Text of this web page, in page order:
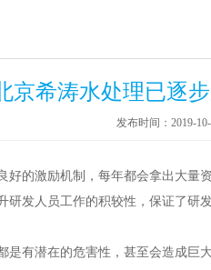
京希涛水处理已逐
发布时间：2019-
好的激励机制，每年都会拿出大
发人员工作的积较性，保证了研
有潜在的危害性，甚至会造成巨